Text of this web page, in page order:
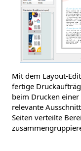
Mit dem Layout-
fertige
beim Drucken
relevante
Seiten verteilte